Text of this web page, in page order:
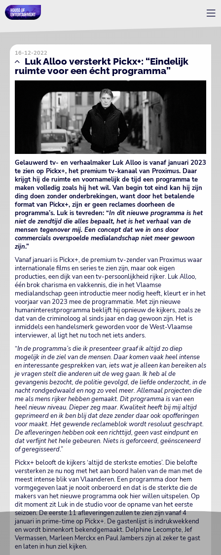
16-12-2022
Luk Alloo versterkt Pickx+: “Eindelijk
ruimte voor een écht programma”
Gelauwerd tv- en verhaalmaker Luk Alloo is vanaf januari 2023
te zien op Pickx+, het premium tv-kanaal van Proximus. Daar
krijgt hij de ruimte en voornamelijk de tijd een programma te
maken volledig zoals hij het wil. Van begin tot eind kan hij zijn
ding doen zonder onderbrekingen, want door het betalende
format van Pickx+, zijn er geen reclames doorheen de
programma’s. Luk is tevreden: “In dit nieuwe programma is het
niet de zendtijd die alles bepaalt, het is het verhaal van de
mensen tegenover mij. Een concept dat we in ons door
commercials overspoelde medialandschap niet meer gewoon
zijn.”
Vanaf januari is Pickx+, de premium tv-zender van Proximus waar
internationale films en series te zien zijn, maar ook eigen
producties, een dijk van een tv-persoonlijkheid rijker. Luk Alloo,
één brok charisma en vakkennis, die in het Vlaamse
medialandschap geen introductie meer nodig heeft, kleurt er in het
voorjaar van 2023 mee de programmatie. Met zijn nieuwe
humaninterestprogramma beklijft hij opnieuw de kijkers, zoals ze
dat van de criminoloog al sinds jaar en dag gewoon zijn. Het is
inmiddels een handelsmerk geworden voor de West-Vlaamse
interviewer, al ligt het nu toch net iets anders.
“In de programma’s die ik presenteer graaf ik altijd zo diep
mogelijk in de ziel van de mensen. Daar komen vaak heel intense
en interessante gesprekken van, iets wat je alleen kan bereiken als
je vragen stelt die anderen uit de weg gaan. Ik heb al de
gevangenis bezocht, de politie gevolgd, de liefde onderzocht, in de
nacht rondgedwaald en nog zo veel meer. Allemaal projecten die
me als mens rijker hebben gemaakt. Dit programma is van een
heel nieuw niveau. Dieper zeg maar. Kwaliteit heeft bij mij altijd
geprimeerd en ik ben blij dat deze zender daar ook opofferingen
voor maakt. Het gewende reclameblok wordt resoluut geschrapt.
De afleveringen hebben ook een richttijd, geen vast eindpunt en
dat verfijnt het hele gebeuren. Niets is geforceerd, geënsceneerd
of geregisseerd.”
Pickx+ belooft de kijkers ‘altijd de sterkste emoties’. Die belofte
versterken ze nu nog met het aan boord halen van de man met de
meest intense blik van Vlaanderen. Een programma door hem
vormgegeven laat je nooit onberoerd en dat is de sterkte die de
makers van het nieuwe programma ook hier willen uitspelen. Op
dit moment zit Luk in de studio voor de opname van het eerste
seizoen. De eerste 11 afleveringen zullen te zien zijn vanaf 4
januari in prime-time op Pickx+. De gastenlijst is indrukwekkend
en wordt binnenkort bekendgemaakt. Delphine Lecompte, Jef
Vermassen, Marleen Merckx en Paul Jambers zijn al zeker te gast
en laten in hun ziel kijken.